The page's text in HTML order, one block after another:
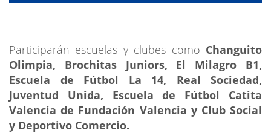
Participarán escuelas y clubes como Changuito
Olimpia, Brochitas Juniors, El Milagro B1,
Escuela de Fútbol La 14, Real Sociedad,
Juventud Unida, Escuela de Fútbol Catita
Valencia de Fundación Valencia y Club Social
y Deportivo Comercio.